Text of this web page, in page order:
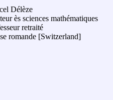
Délèze
ès sciences mathématiques
retraité
romande [Switzerland]